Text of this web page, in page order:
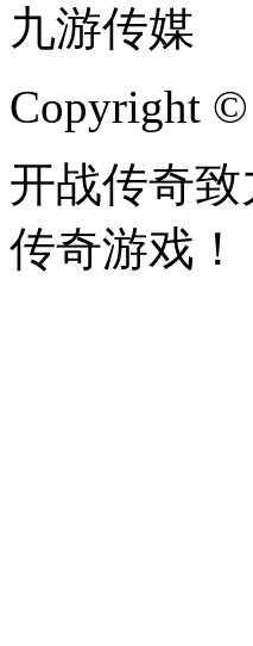
九游传媒
Copyright ©
开战传奇
传奇游戏！